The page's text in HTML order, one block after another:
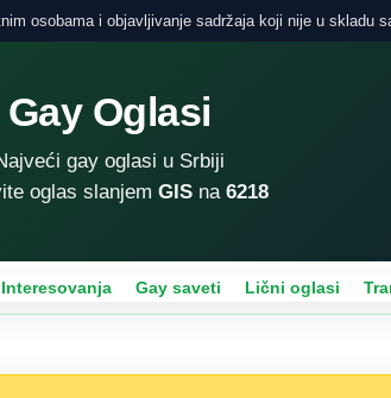
osobama i objavljivanje sadržaja koji nije u skladu
Gay Oglasi
gay oglasi u Srbiji
oglas slanjem GIS na 6218
Interesovanja Gay saveti Lični oglasi